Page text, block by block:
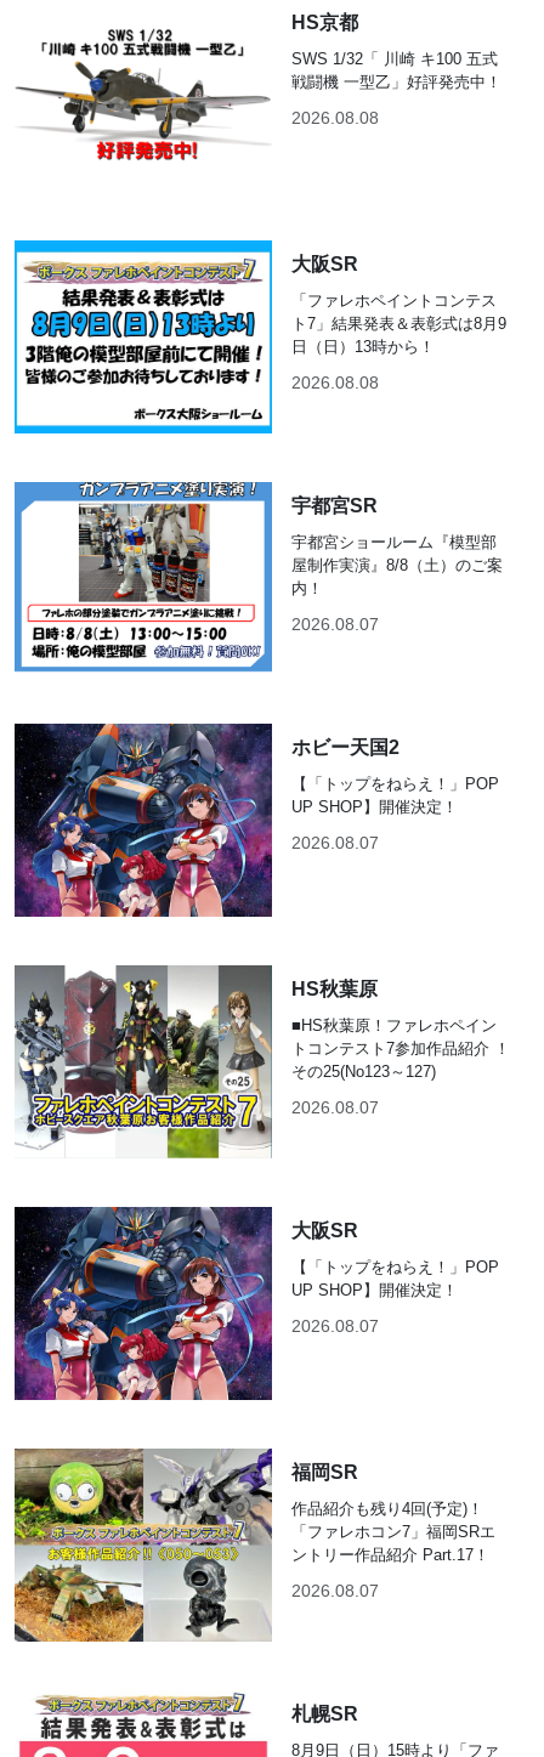
HS京都
SWS 1/32「 川崎 キ100 五式
戦闘機 一型乙」好評発売中！
2026.08.08
大阪SR
「ファレホペイントコンテス
ト7」結果発表＆表彰式は8月9
日（日）13時から！
2026.08.08
宇都宮SR
宇都宮ショールーム『模型部
屋制作実演』8/8（土）のご案
内！
2026.08.07
ホビー天国2
【「トップをねらえ！」POP
UP SHOP】開催決定！
2026.08.07
HS秋葉原
■HS秋葉原！ファレホペイン
トコンテスト7参加作品紹介 ！
その25(No123～127)
2026.08.07
大阪SR
【「トップをねらえ！」POP
UP SHOP】開催決定！
2026.08.07
福岡SR
作品紹介も残り4回(予定)！
「ファレホコン7」福岡SRエ
ントリー作品紹介 Part.17！
2026.08.07
札幌SR
8月9日（日）15時より「ファ